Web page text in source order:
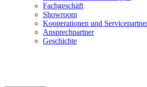
Fachgeschäft
Showroom
Kooperationen und
Ansprechpartner
Geschichte